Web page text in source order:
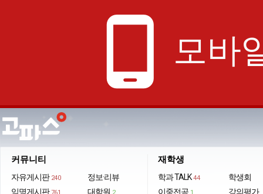
phone_android 모바
커뮤니티
자유게시판 240
익명게시판
정보·리뷰
대학원
재학생
학과 TALK 44
이중전공
학생회
강의평가